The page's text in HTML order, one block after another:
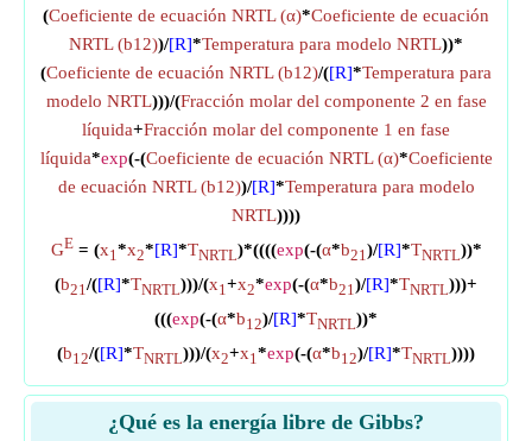
(Coeficiente de ecuación NRTL (α)*Coeficiente de ecuación
NRTL (b12))/[R]*Temperatura para modelo NRTL))*
(Coeficiente de ecuación NRTL (b12)/([R]*Temperatura para
modelo NRTL)))/(Fracción molar del componente 2 en fase
líquida+Fracción molar del componente 1 en fase
líquida*exp(-(Coeficiente de ecuación NRTL (α)*Coeficiente
de ecuación NRTL (b12))/[R]*Temperatura para modelo
NRTL))))
GE= (x1*x2*[R]*TNRTL)*((((exp(-(α*b21)/[R]*TNRTL))*
(b21/([R]*TNRTL)))/(x1+x2*exp(-(α*b21)/[R]*TNRTL)))+
(((exp(-(α*b12)/[R]*TNRTL))*
(b12/([R]*TNRTL)))/(x2+x1*exp(-(α*b12)/[R]*TNRTL))))
¿Qué es la energía libre de Gibbs?